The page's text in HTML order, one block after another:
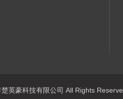
楚英豪科技有限公司 All Rights